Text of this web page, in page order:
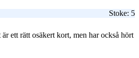
Stoke: 5
ett rätt osäkert kort, men har också hört